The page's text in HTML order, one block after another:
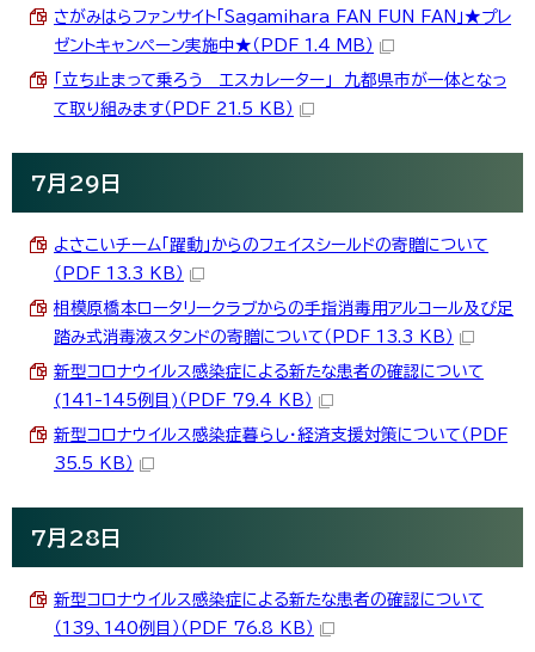
さがみはらファンサイト「Sagamihara FAN FUN FAN」★プレ
ゼントキャンペーン実施中★（PDF 1.4 MB）
「立ち止まって乗ろう エスカレーター」 九都県市が一体となっ
て取り組みます（PDF 21.5 KB）
7月29日
よさこいチーム「躍動」からのフェイスシールドの寄贈について
（PDF 13.3 KB）
相模原橋本ロータリークラブからの手指消毒用アルコール及び足
踏み式消毒液スタンドの寄贈について（PDF 13.3 KB）
新型コロナウイルス感染症による新たな患者の確認について
(141-145例目)（PDF 79.4 KB）
新型コロナウイルス感染症暮らし・経済支援対策について（PDF
35.5 KB）
7月28日
新型コロナウイルス感染症による新たな患者の確認について
（139、140例目）（PDF 76.8 KB）